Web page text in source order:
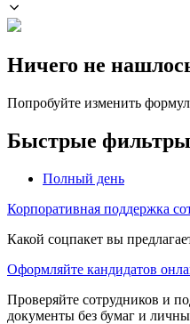
Ничего не
Попробуйте изменить
Быстрые фильтры
Полный день
Корпоративная поддержка
Какой соцпакет вы
Оформляйте кандидатов
Проверяйте сотрудников и
документы без бумаг и